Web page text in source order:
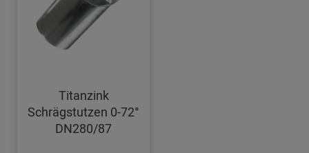
Titanzink
Schrägstutzen 0-72°
DN280/87